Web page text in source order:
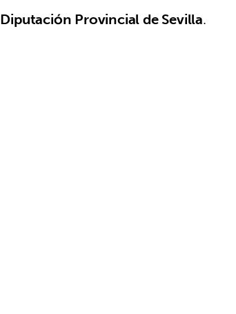
Diputación Provincial de Sevilla.